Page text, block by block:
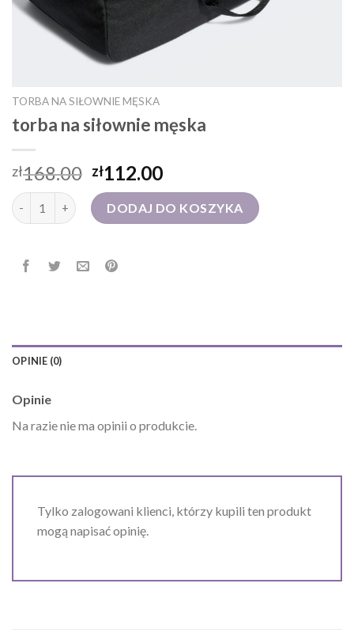
TORBA NA SIŁOWNIE MĘSKA
torba na siłownie męska
zł168.00 zł112.00
ilość torba na siłownie męskaDODAJ DO KOSZYKA
OPINIE (0)
Opinie
Na razie nie ma opinii o produkcie.
Tylko zalogowani klienci, którzy kupili ten produkt
mogą napisać opinię.